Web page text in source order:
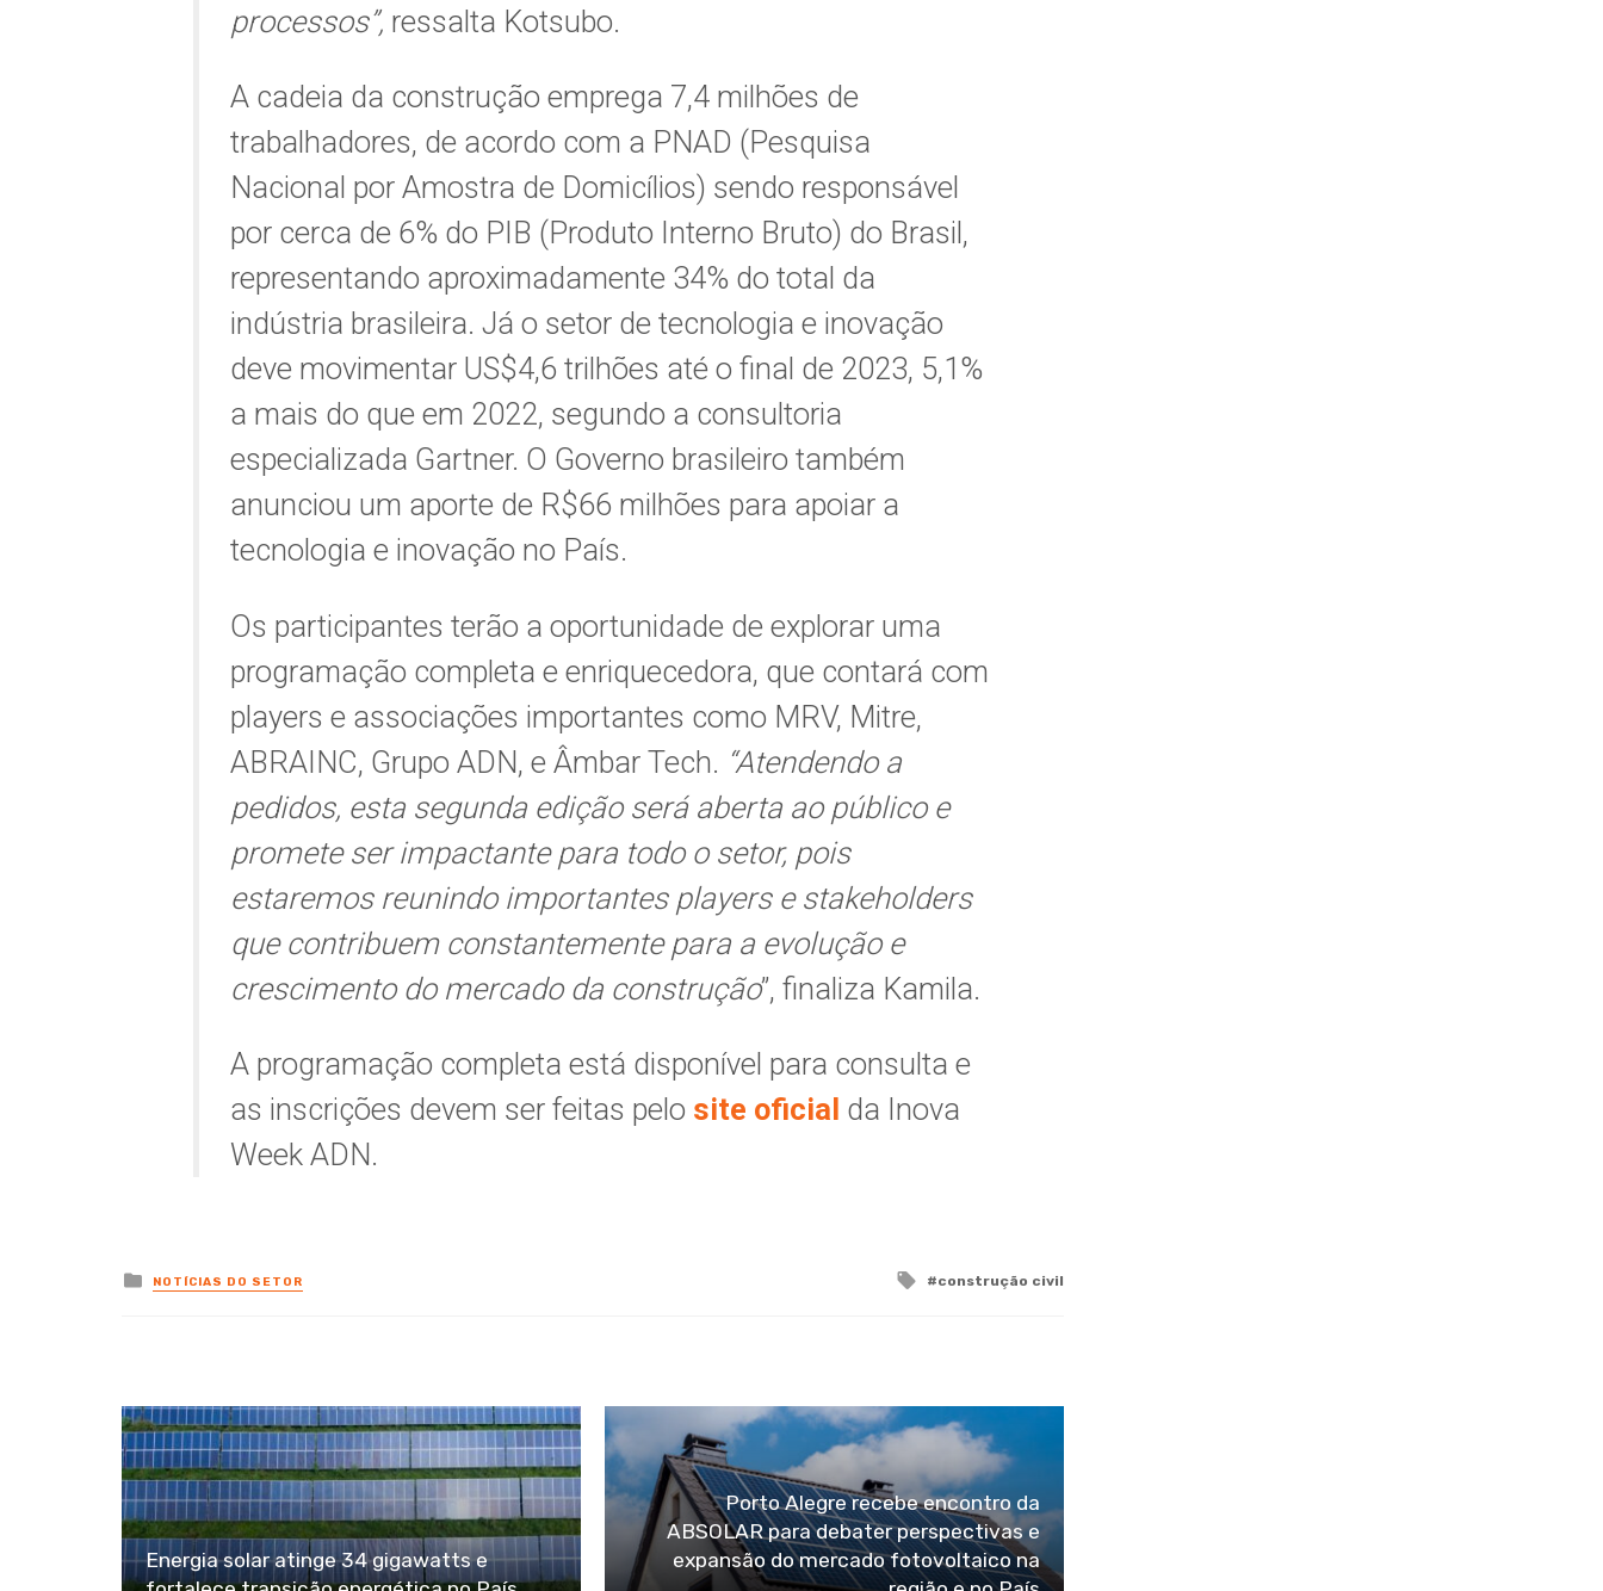
processos”, ressalta Kotsubo.
A cadeia da construção emprega 7,4 milhões de
trabalhadores, de acordo com a PNAD (Pesquisa
Nacional por Amostra de Domicílios) sendo responsável
por cerca de 6% do PIB (Produto Interno Bruto) do Brasil,
representando aproximadamente 34% do total da
indústria brasileira. Já o setor de tecnologia e inovação
deve movimentar US$4,6 trilhões até o final de 2023, 5,1%
a mais do que em 2022, segundo a consultoria
especializada Gartner. O Governo brasileiro também
anunciou um aporte de R$66 milhões para apoiar a
tecnologia e inovação no País.
Os participantes terão a oportunidade de explorar uma
programação completa e enriquecedora, que contará com
players e associações importantes como MRV, Mitre,
ABRAINC, Grupo ADN, e Âmbar Tech. “Atendendo a
pedidos, esta segunda edição será aberta ao público e
promete ser impactante para todo o setor, pois
estaremos reunindo importantes players e stakeholders
que contribuem constantemente para a evolução e
crescimento do mercado da construção”, finaliza Kamila.
A programação completa está disponível para consulta e
as inscrições devem ser feitas pelo site oficial da Inova
Week ADN.
Posted
in
NOTÍCIAS DO SETOR
Tagged
construção civil
Energia solar atinge 34 gigawatts e
Porto Alegre recebe encontro da
ABSOLAR para debater perspectivas e
expansão do mercado fotovoltaico na